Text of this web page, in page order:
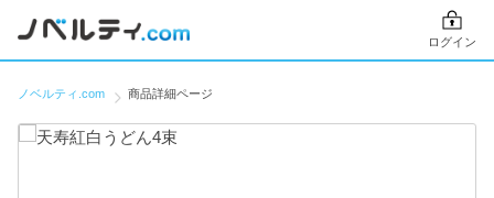
ログイン
ノベルティ.com 商品詳細ページ